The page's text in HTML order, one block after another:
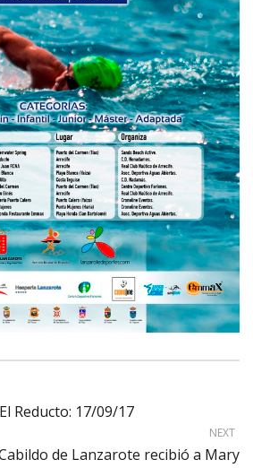
Reducto: 17/09/17
NEXT
de Lanzarote recibió a Mary